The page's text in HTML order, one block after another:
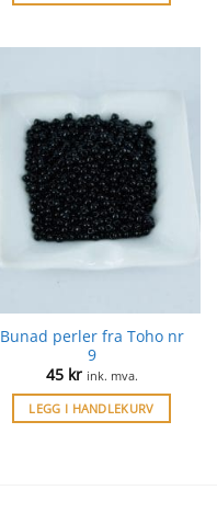
Bunad perler fra Toho nr
9
45 kr ink. mva.
LEGG I HANDLEKURV